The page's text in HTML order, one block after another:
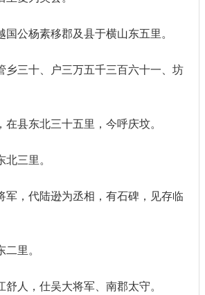
国公杨素移郡及县于横山东五里。
乡三十、户三万五千三百六十一、坊
县东北三十五里，今呼庆坟。
三里。
军，代陆逊为丞相，有石碑，见存临
里。
人，仕吴大将军、南郡太守。